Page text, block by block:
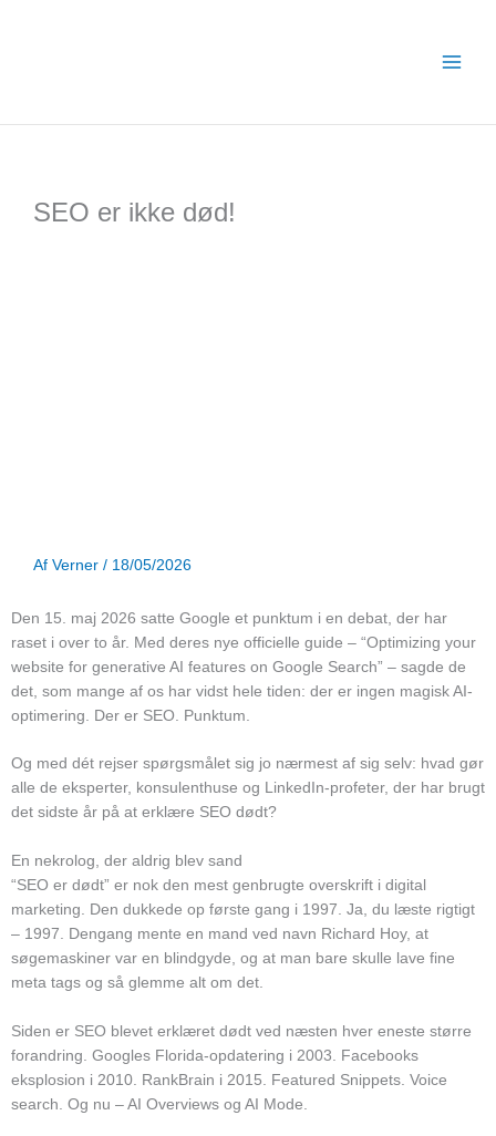
SEO er ikke død!
Af Verner / 18/05/2026
Den 15. maj 2026 satte Google et punktum i en debat, der har
raset i over to år. Med deres nye officielle guide – “Optimizing your
website for generative AI features on Google Search” – sagde de
det, som mange af os har vidst hele tiden: der er ingen magisk AI-
optimering. Der er SEO. Punktum.
Og med dét rejser spørgsmålet sig jo nærmest af sig selv: hvad gør
alle de eksperter, konsulenthuse og LinkedIn-profeter, der har brugt
det sidste år på at erklære SEO dødt?
En nekrolog, der aldrig blev sand
“SEO er dødt” er nok den mest genbrugte overskrift i digital
marketing. Den dukkede op første gang i 1997. Ja, du læste rigtigt
– 1997. Dengang mente en mand ved navn Richard Hoy, at
søgemaskiner var en blindgyde, og at man bare skulle lave fine
meta tags og så glemme alt om det.
Siden er SEO blevet erklæret dødt ved næsten hver eneste større
forandring. Googles Florida-opdatering i 2003. Facebooks
eksplosion i 2010. RankBrain i 2015. Featured Snippets. Voice
search. Og nu – AI Overviews og AI Mode.